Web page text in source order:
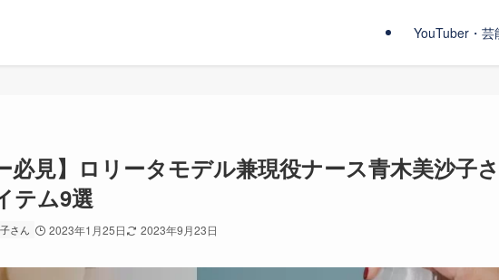
YouTuber・
必見】ロリータモデル兼現役ナース青木美沙子
テム9選
さん 2023年1月25日 2023年9月23日